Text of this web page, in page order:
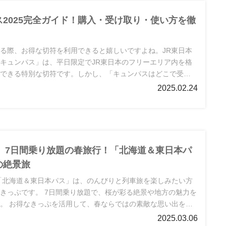
2025完全ガイド！購入・受け取り・使い方を徹
際、お得な切符を利用できると嬉しいですよね。JR東日本
ュンパス」は、平日限定でJR東日本のフリーエリア内を格
きる特別な切符です。しかし、「キュンパスはどこで受け
いつまでに発券すればいいの？」といった疑問を持つ方も
2025.02.24
7日間乗り放題の春旅行！「北海道＆東日本パ
絶景旅
海道＆東日本パス」は、のんびりと列車旅を楽しみたい方
っぷです。 7日間乗り放題で、桜が彩る絶景や地方の魅力を
お得なきっぷを活用して、春ならではの素敵な思い出を作
しくはJRの公式サイトや駅窓口で確認して、素敵な旅を計
2025.03.06